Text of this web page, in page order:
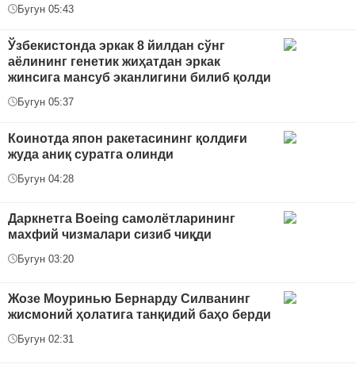
Бугун 05:43
Ўзбекистонда эркак 8 йилдан сўнг
аёлининг генетик жиҳатдан эркак
жинсига мансуб эканлигини билиб қолди
Бугун 05:37
Коинотда япон ракетасининг қолдиғи
жуда аниқ суратга олинди
Бугун 04:28
Даркнетга Boeing самолётларининг
махфий чизмалари сизиб чиқди
Бугун 03:20
Жозе Моуринью Бернарду Силванинг
жисмоний ҳолатига танқидий баҳо берди
Бугун 02:31